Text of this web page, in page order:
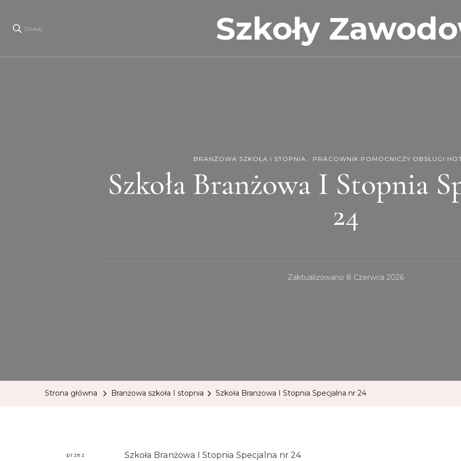
Szukaj Szkoły
BRANŻOWA SZKOŁA I STOPNIA PRACOWNIK POMOCNICZY OBSŁUGI
Szkoła Branżowa I Stopnia
24
Zaktualizowano 8 Czerwca 2026
Strona główna Branżowa szkoła I stopnia Szkoła Branżowa I Stopnia Specjalna nr 24
przez Szkoła Branżowa I Stopnia Specjalna nr 24